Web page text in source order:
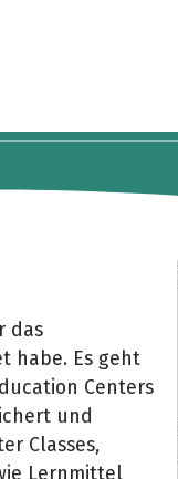
das
habe. Es geht
Centers
und
Classes,
Lernmittel